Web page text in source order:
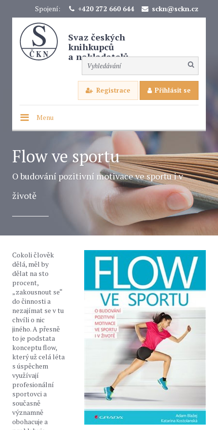
Spojení: +420 272 660 644 sckn@sckn.cz
Svaz českých
knihkupců
a nakladatelů
Registrace Přihlásit se
Menu
Flow ve sportu
O budování pozitivní motivace ve sportu i v
životě
Cokoli člověk
dělá, měl by
dělat na sto
procent,
„zakousnout se“
do činnosti a
nezajímat se v tu
chvíli o nic
jiného. A přesně
to je podstata
konceptu flow,
který už celá léta
s úspěchem
využívají
profesionální
sportovci a
současně
významně
obohacuje a